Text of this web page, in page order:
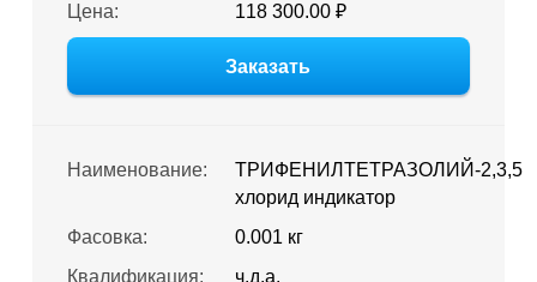
Цена:
118 300.00 ₽
Заказать
Наименование:
ТРИФЕНИЛТЕТРАЗОЛИЙ-2,3,5
хлорид индикатор
Фасовка:
0.001 кг
Квалификация:
ч.д.а.